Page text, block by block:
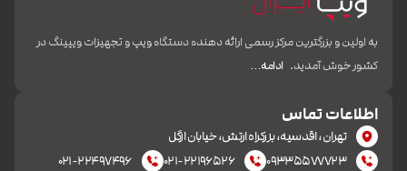
به اولین و بزرگترین مرکز رسمی ارائه دهنده دستگاه ویپ و تجهیزات ویپینگ در
کشور خوش آمدید. ادامه…
اطلاعات تماس
تهران، اقدسیه، بزرکراه ارتش، خیابان ازگل
۰۹۳۳۵۵۷۷۷۲۳
۰۲۱-۲۲۱۹۶۵۲۶ ۰۲۱-۲۲۴۹۷۴۹۶